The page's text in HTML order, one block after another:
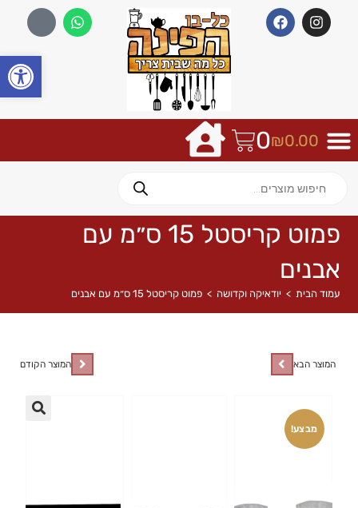
₪0.00
0
פמוט קריסטל 15 ס״מ עם
אבנים
עמוד הבית > יודאיקה וקדושה > פמוט קריסטל 15 ס״מ עם אבנים
מבצע!
המוצר הקודם המוצר הבא